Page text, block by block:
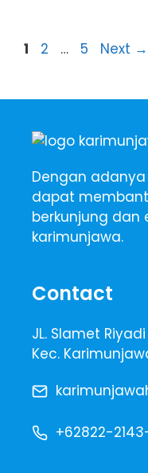
Page
1 Page
2 … Page
5 Next →
Dengan
dapat
berkunjung dan
karimunjawa.
Contact
JL. Slamet Riyadi
Kec.
+62822-